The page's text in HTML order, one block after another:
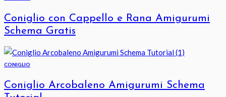
Coniglio con Cappello e Rana Amigurumi
Schema Gratis
CONIGLIO
Coniglio Arcobaleno Amigurumi Schema